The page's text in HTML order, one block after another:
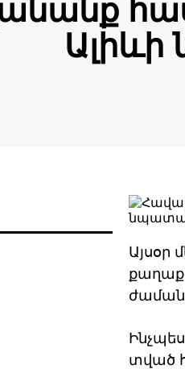
Ալիևի
Այսօր
տված